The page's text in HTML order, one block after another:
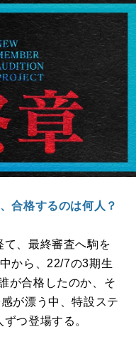
合格するのは何人？
て、最終審査へ駒を
から、22/7の3期生
が合格したのか、そ
が漂う中、特設ステ
ずつ登場する。